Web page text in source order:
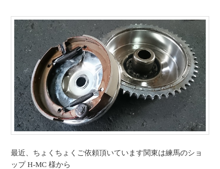
最近、ちょくちょくご依頼頂いています関東は練馬のショ
ップ H-MC 様から